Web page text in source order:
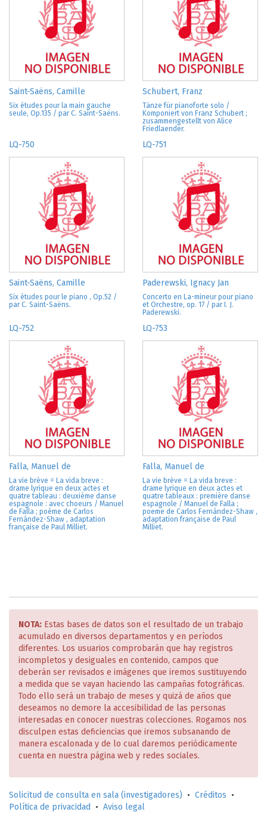
Saint-Saëns, Camille
Six études pour la main gauche
seule, Op.135 / par C. Saint-Saëns.
Schubert, Franz
Tänze für pianoforte solo /
Komponiert von Franz Schubert ;
zusammengestellt von Alice
Friedlaender.
LQ-750
Saint-Saëns, Camille
Six études pour le piano , Op.52 /
par C. Saint-Saëns.
LQ-751
Paderewski, Ignacy Jan
Concerto en La-mineur pour piano
et Orchestre, op. 17 / par I. J.
Paderewski.
LQ-752
Falla, Manuel de
La vie brève = La vida breve :
drame lyrique en deux actes et
quatre tableau : deuxième danse
espagnole : avec choeurs / Manuel
de Falla ; poème de Carlos
Fernández-Shaw , adaptation
française de Paul Milliet.
LQ-753
Falla, Manuel de
La vie brève = La vida breve :
drame lyrique en deux actes et
quatre tableaux : première danse
espagnole / Manuel de Falla ;
poeme de Carlos Fernández-Shaw ,
adaptation française de Paul
Milliet.
NOTA: Estas bases de datos son el resultado de un trabajo
acumulado en diversos departamentos y en períodos
diferentes. Los usuarios comprobarán que hay registros
incompletos y desiguales en contenido, campos que
deberán ser revisados e imágenes que iremos sustituyendo
a medida que se vayan haciendo las campañas fotográficas.
Todo ello será un trabajo de meses y quizá de años que
deseamos no demore la accesibilidad de las personas
interesadas en conocer nuestras colecciones. Rogamos nos
disculpen estas deficiencias que iremos subsanando de
manera escalonada y de lo cual daremos periódicamente
cuenta en nuestra página web y redes sociales.
Solicitud de consulta en sala (investigadores) • Créditos •
Política de privacidad
• Aviso legal